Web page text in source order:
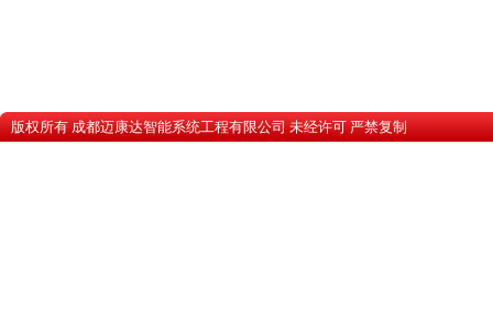
版权所有 成都迈康达智能系统工程有限公司 未经许可 严禁